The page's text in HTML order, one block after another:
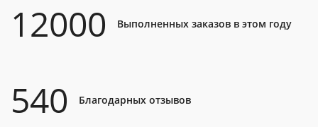
12000 Выполненных заказов в этом году
540 Благодарных отзывов